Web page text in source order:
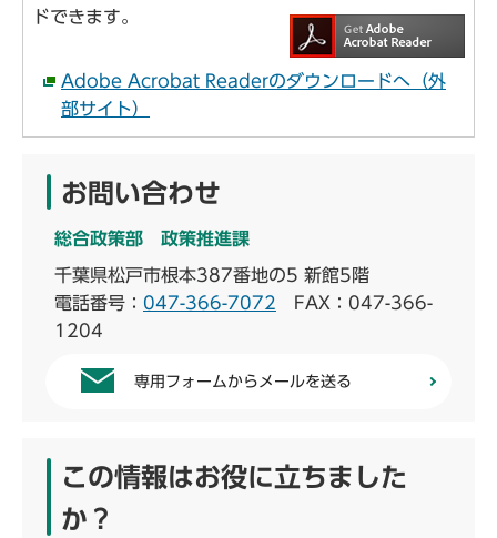
ドできます。
Adobe Acrobat Readerのダウンロードへ（外
部サイト）
お問い合わせ
総合政策部 政策推進課
千葉県松戸市根本387番地の5 新館5階
電話番号： 047-366-7072 FAX：047-366-
1204
専用フォームからメールを送る
この情報はお役に立ちました
か？